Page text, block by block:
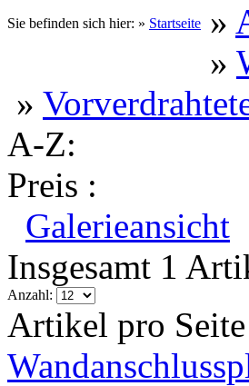
Sie befinden sich hier: » Startseite »
»
»
A-Z:
Preis :
Galerieansicht
Insgesamt 1
Anzahl:
Artikel pro Seite